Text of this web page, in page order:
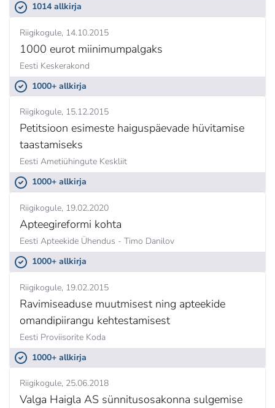
1014 allkirja
Riigikogule 14.10.2015
1000 eurot miinimumpalgaks
Eesti Keskerakond
1000+ allkirja
Riigikogule 15.12.2015
Petitsioon esimeste haiguspäevade hüvitamise
taastamiseks
Eesti Ametiühingute Keskliit
1000+ allkirja
Riigikogule 19.02.2020
Apteegireformi kohta
Eesti Apteekide Ühendus - Timo Danilov
1000+ allkirja
Riigikogule 19.02.2015
Ravimiseaduse muutmisest ning apteekide
omandipiirangu kehtestamisest
Eesti Proviisorite Koda
1000+ allkirja
Riigikogule 25.06.2018
Valga Haigla AS sünnitusosakonna sulgemise